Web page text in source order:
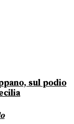
sul podio